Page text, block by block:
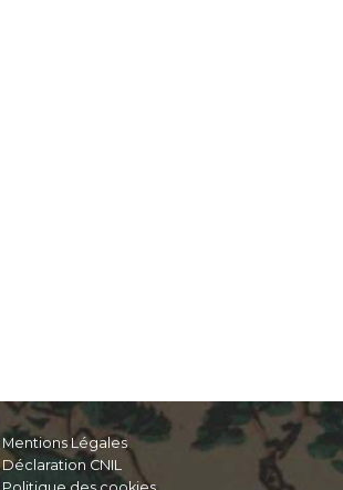
Mentions Légales
Déclaration CNIL